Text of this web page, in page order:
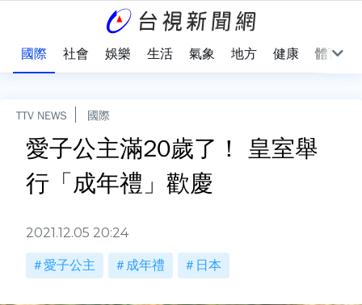
國際 社會 娛樂 生活 氣象 地方 健康 體育
TTV NEWS 國際
愛子公主滿20歲了！ 皇室舉
行「成年禮」歡慶
2021.12.05 20:24
愛子公主 成年禮 日本